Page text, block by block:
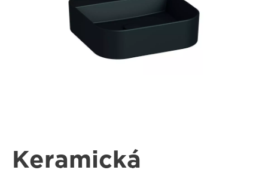
Keramická